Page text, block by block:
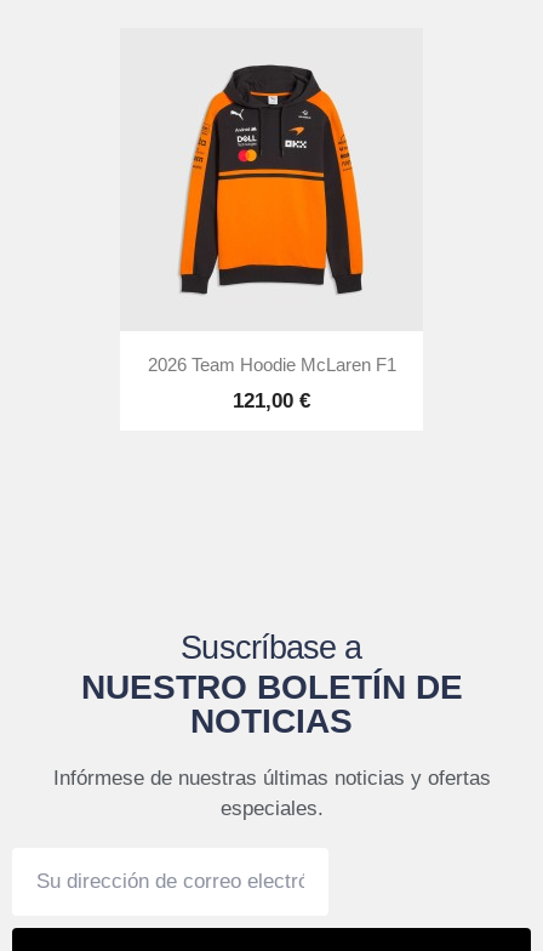
2026 Team Hoodie McLaren F1
121,00 €
Suscríbase a
NUESTRO BOLETÍN DE
NOTICIAS
Infórmese de nuestras últimas noticias y ofertas
especiales.